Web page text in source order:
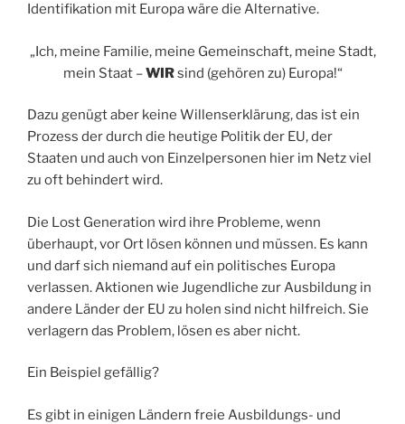
Identifikation mit Europa wäre die Alternative.
„Ich, meine Familie, meine Gemeinschaft, meine Stadt,
mein Staat –WIRsind (gehören zu) Europa!“
Dazu genügt aber keine Willenserklärung, das ist ein
Prozess der durch die heutige Politik der EU, der
Staaten und auch von Einzelpersonen hier im Netz viel
zu oft behindert wird.
Die Lost Generation wird ihre Probleme, wenn
überhaupt, vor Ort lösen können und müssen. Es kann
und darf sich niemand auf ein politisches Europa
verlassen. Aktionen wie Jugendliche zur Ausbildung in
andere Länder der EU zu holen sind nicht hilfreich. Sie
verlagern das Problem, lösen es aber nicht.
Ein Beispiel gefällig?
Es gibt in einigen Ländern freie Ausbildungs- und